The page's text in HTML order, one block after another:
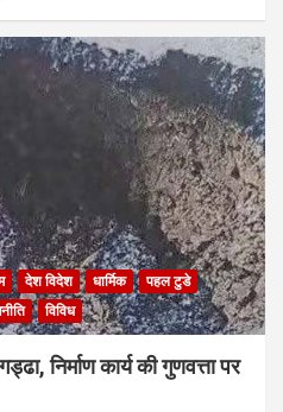
देश विदेश धार्मिक
पहल टुडे
विविध
निर्माण कार्य की गुणवत्ता पर